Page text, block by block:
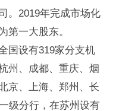
。2019年完成市场化
第一大股东。
国设有319家分支机
州、成都、重庆、烟
京、上海、郑州、长
级分行，在苏州设有